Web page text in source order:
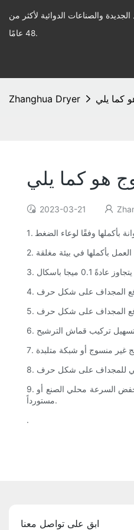
والصناعات الدوائية لأكثر من
48 عامًا.
Zhanghua Dryer
2023-03-21
9. يتم تحريك المحرك في الاتجاهين الأمامي والخلفي للتقليب بواسطة مخفض السرعة الذي يدير العمود الرئيسي، ويتم ضبط سرعة الصمام الهيدروليكي لإتمام عملية الرفع. يمكن أن يكون مخفض السرعة محلي الصنع أو
مستورداً.
.
ابق على تواصل معنا